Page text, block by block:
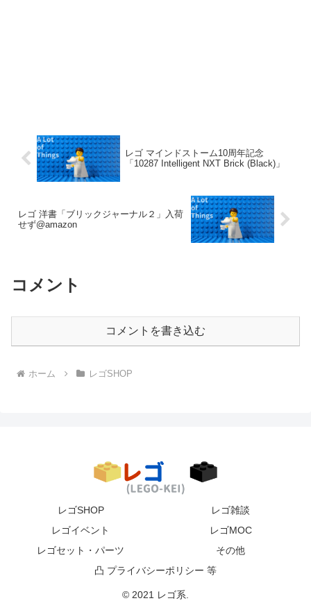
レゴ マインドストーム10周年記念
「10287 Intelligent NXT Brick (Black)」
レゴ 洋書「ブリックジャーナル２」入荷
せず@amazon
コメント
コメントを書き込む
ホーム レゴSHOP
レゴSHOP
レゴ雑談
レゴイベント
レゴMOC
レゴセット・パーツ
その他
凸 プライバシーポリシー 等
© 2021 レゴ系.